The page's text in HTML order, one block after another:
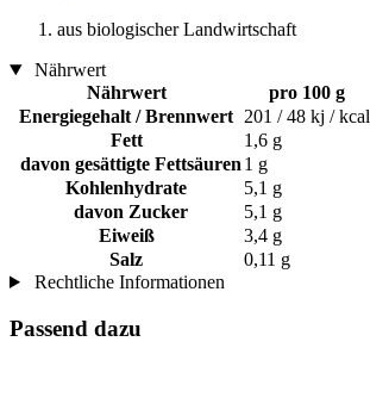
aus biologischer Landwirtschaft
Nährwert
Nährwert
pro 100 g
Energiegehalt / Brennwert 201 / 48 kj / kcal
Fett
1,6 g
davon gesättigte Fettsäuren 1 g
Kohlenhydrate
5,1 g
davon Zucker
5,1 g
Eiweiß
3,4 g
Salz
0,11 g
Rechtliche Informationen
Passend dazu